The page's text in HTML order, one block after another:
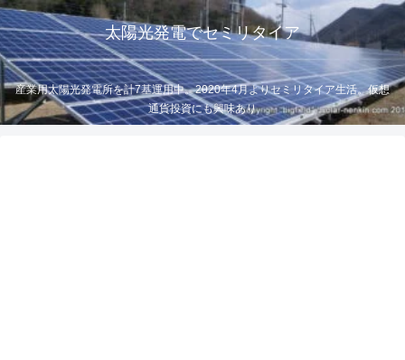
太陽光発電でセミリタイア
産業用太陽光発電所を計7基運用中。2020年4月よりセミリタイア生活。仮想
通貨投資にも興味あり